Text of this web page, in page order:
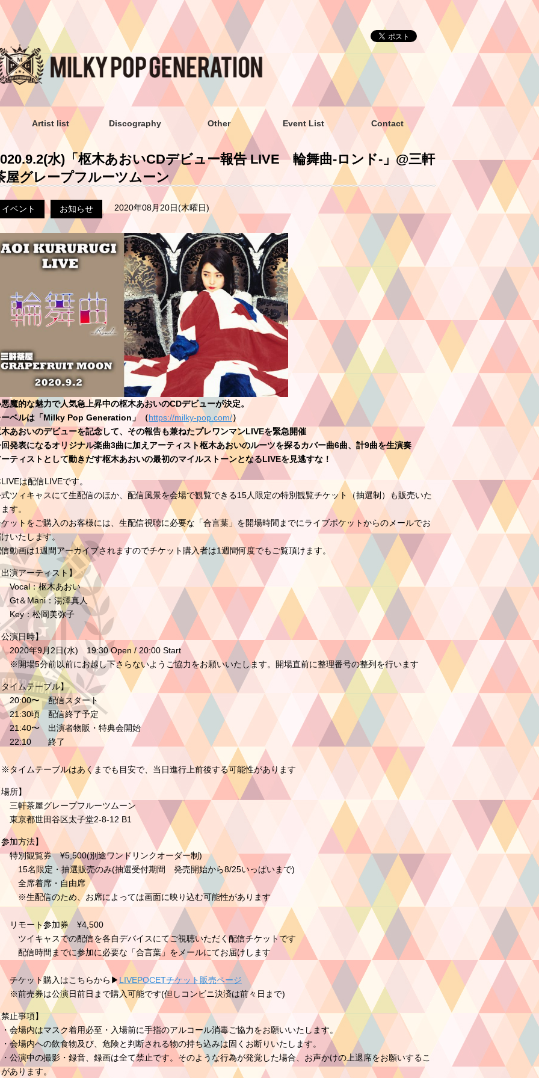
Artist list Discography Other Event List Contact
水)「枢木あおいCDデビュー報告 LIVE 輪舞曲-ロンド-」@三軒
屋グレープフルーツムーン
イベント お知らせ 2020年08月20日(木曜日)
魔的な魅力で人気急上昇中の枢木あおいのCDデビューが決定。
ーベルは「Milky Pop Generation」（https://milky-pop.com/）
あおいのデビューを記念して、その報告も兼ねたプレワンマンLIVEを緊急開催
発表になるオリジナル楽曲3曲に加えアーティスト枢木あおいのルーツを探るカバー曲6曲、計9曲を生演奏
ティストとして動きだす枢木あおいの最初のマイルストーンとなるLIVEを見逃すな！
は配信LIVEです。
ツィキャスにて生配信のほか、配信風景を会場で観覧できる15人限定の特別観覧チケット（抽選制）も販売いた
す。
ットをご購入のお客様には、生配信視聴に必要な「合言葉」を開場時間までにライブポケットからのメールでお
いたします。
動画は1週間アーカイブされますのでチケット購入者は1週間何度でもご覧頂けます。
演アーティスト】
：枢木あおい
＆Mani：湯澤真人
：松岡美弥子
演日時】
年9月2日(水) 19:30 Open / 20:00 Start
場5分前以前にお越し下さらないようご協力をお願いいたします。開場直前に整理番号の整列を行います
イムテーブル】
〜 配信スタート
頃 配信終了予定
〜 出演者物販・特典会開始
終了
イムテーブルはあくまでも目安で、当日進行上前後する可能性があります
所】
軒茶屋グレープフルーツムーン
京都世田谷区太子堂2-8-12 B1
加方法】
別観覧券 ¥5,500(別途ワンドリンクオーダー制)
名限定・抽選販売のみ(抽選受付期間 発売開始から8/25いっぱいまで)
席着席・自由席
配信のため、お席によっては画面に映り込む可能性があります
モート参加券 ¥4,500
イキャスでの配信を各自デバイスにてご視聴いただく配信チケットです
信時間までに参加に必要な「合言葉」をメールにてお届けします
ケット購入はこちらから▶︎ LIVEPOCETチケット販売ページ
売券は公演日前日まで購入可能です(但しコンビニ決済は前々日まで)
止事項】
場内はマスク着用必至・入場前に手指のアルコール消毒ご協力をお願いいたします。
場内への飲食物及び、危険と判断される物の持ち込みは固くお断りいたします。
演中の撮影・録音、録画は全て禁止です。そのような行為が発覚した場合、お声かけの上退席をお願いするこ
があります。